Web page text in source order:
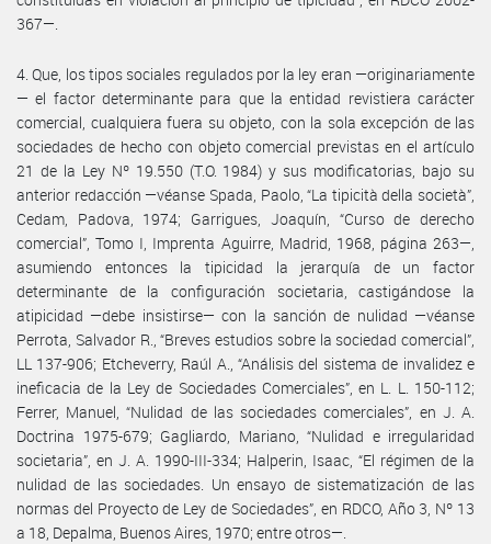
367—.
4. Que, los tipos sociales regulados por la ley eran —originariamente
— el factor determinante para que la entidad revistiera carácter
comercial, cualquiera fuera su objeto, con la sola excepción de las
sociedades de hecho con objeto comercial previstas en el artículo
21 de la Ley Nº 19.550 (T.O. 1984) y sus modificatorias, bajo su
anterior redacción —véanse Spada, Paolo, “La tipicità della società”,
Cedam, Padova, 1974; Garrigues, Joaquín, “Curso de derecho
comercial”, Tomo I, Imprenta Aguirre, Madrid, 1968, página 263—,
asumiendo entonces la tipicidad la jerarquía de un factor
determinante de la configuración societaria, castigándose la
atipicidad —debe insistirse— con la sanción de nulidad —véanse
Perrota, Salvador R., “Breves estudios sobre la sociedad comercial”,
LL 137-906; Etcheverry, Raúl A., “Análisis del sistema de invalidez e
ineficacia de la Ley de Sociedades Comerciales”, en L. L. 150-112;
Ferrer, Manuel, “Nulidad de las sociedades comerciales”, en J. A.
Doctrina 1975-679; Gagliardo, Mariano, “Nulidad e irregularidad
societaria”, en J. A. 1990-III-334; Halperin, Isaac, “El régimen de la
nulidad de las sociedades. Un ensayo de sistematización de las
normas del Proyecto de Ley de Sociedades”, en RDCO, Año 3, Nº 13
a 18, Depalma, Buenos Aires, 1970; entre otros—.